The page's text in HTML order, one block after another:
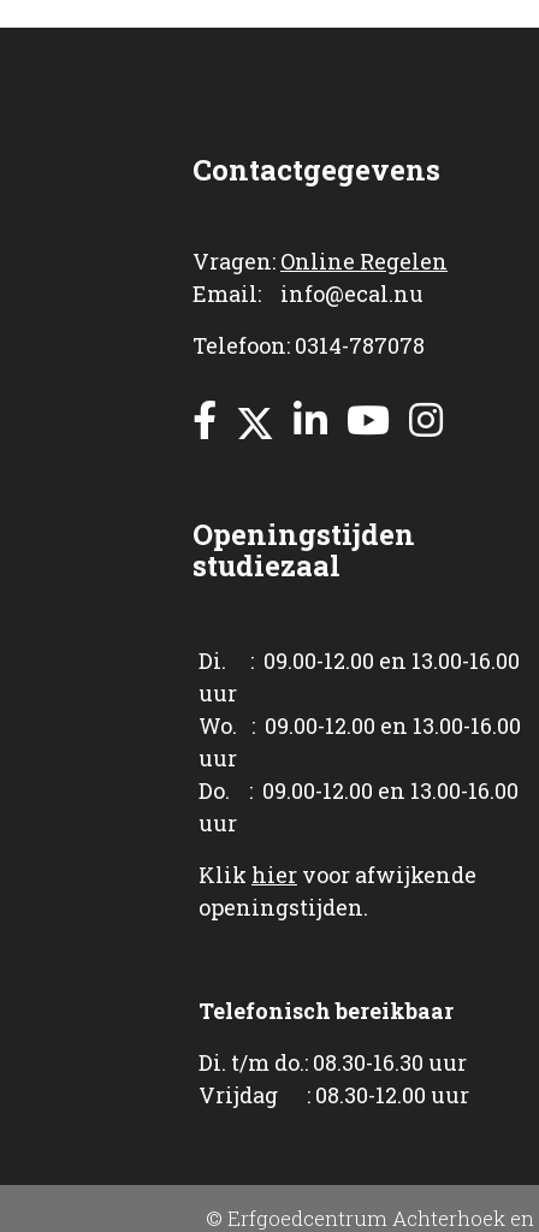
Contactgegevens
Vragen: Online Regelen
Email: info@ecal.nu
Telefoon: 0314-787078
Openingstijden
studiezaal
Di. : 09.00-12.00 en 13.00-16.00
uur
Wo. : 09.00-12.00 en 13.00-16.00
uur
Do. : 09.00-12.00 en 13.00-16.00
uur
Klik hier voor afwijkende
openingstijden.
Telefonisch bereikbaar
Di. t/m do.: 08.30-16.30 uur
Vrijdag : 08.30-12.00 uur
© Erfgoedcentrum Achterhoek en